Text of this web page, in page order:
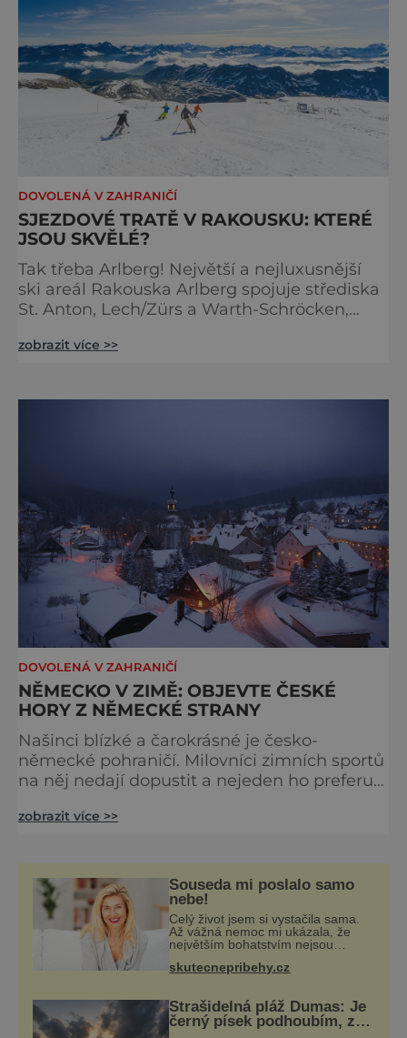
DOVOLENÁ V ZAHRANIČÍ
SJEZDOVÉ TRATĚ V RAKOUSKU: KTERÉ
JSOU SKVĚLÉ?
Tak třeba Arlberg! Největší a nejluxusnější
ski areál Rakouska Arlberg spojuje střediska
St. Anton, Lech/Zürs a Warth-Schröcken,
Čeká na vás neuvěřitelných 305 kilometrů po
zobrazit více >>
DOVOLENÁ V ZAHRANIČÍ
NĚMECKO V ZIMĚ: OBJEVTE ČESKÉ
HORY Z NĚMECKÉ STRANY
Našinci blízké a čarokrásné je česko-
německé pohraničí. Milovníci zimních sportů
na něj nedají dopustit a nejeden ho preferuje
představte: romanticky zasněžené stromy,
pak můžete nechat své tělo odpočívat
v termálních lázních, nebo navštívit proslulé
sklárny či vánoční trhy. Zimn
zobrazit více >>
Souseda mi poslalo samo
nebe!
Celý život jsem si vystačila sama.
Až vážná nemoc mi ukázala, že
největším bohatstvím nejsou
který je ochotný podat pomocnou
skutecnepribehy.cz
Strašidelná pláž Dumas: Je
černý písek podhoubím, ze